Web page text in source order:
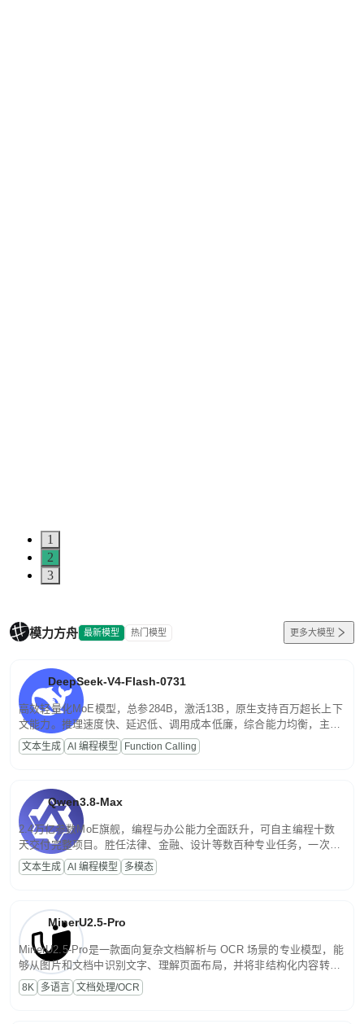
1
2
3
模力方舟 最新模型 热门模型 更多大模型
DeepSeek-V4-Flash-0731
高效轻量化MoE模型，总参284B，激活13B，原生支持百万超长上下
文能力。推理速度快、延迟低、调用成本低廉，综合能力均衡，主打
高并发、轻量化任务，适合日常对话、内容创作、基础 RAG、批量
文案处理等普惠刚需场景。
文本生成 AI 编程模型 Function Calling
Qwen3.8-Max
2.4万亿参数MoE旗舰，编程与办公能力全面跃升，可自主编程十数
天交付完整项目。胜任法律、金融、设计等数百种专业任务，一次对
话端到端交付生产级成果。原生视觉理解贯穿规划、执行与验证全流
程，支持超长文档与长视频的深度语义解析。长程任务中自主规划与
文本生成 AI 编程模型 多模态
MinerU2.5-Pro
MinerU2.5-Pro是一款面向复杂文档解析与 OCR 场景的专业模型，能
够从图片和文档中识别文字、理解页面布局，并将非结构化内容转换
为便于存储、检索和二次处理的结构化结果。
8K 多语言 文档处理/OCR